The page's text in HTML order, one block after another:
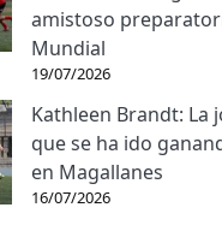
amistoso
Mundial
19/07/2026
Kathleen Brandt: La
que se ha ido
en Magallanes
16/07/2026